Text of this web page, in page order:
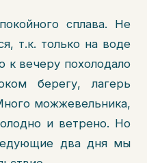
сплава. Не
т.к. только на воде
к вечеру похолодало
берегу, лагерь
можжевельника,
и ветрено. Но
два дня мы